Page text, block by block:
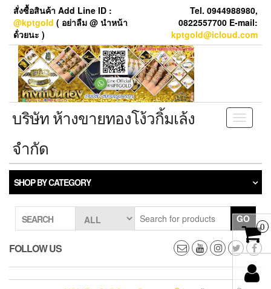
Skip
content
สั่งซื้อสินค้า Add Line ID :
@kptgold ( อย่าลืม @ นำหน้า
ด้่วยนะ )
Tel. 0944988980,
0822557700 E-mail:
kptgold@icloud.com
Toggle
บริษัท ห้างขายทองโง้วกิ้มเล้ง
จำกัด
SHOP BY CATEGORY
SEARCH GO
FOLLOW US
0